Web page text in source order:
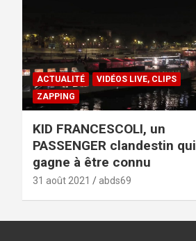
ACTUALITÉ
VIDÉOS LIVE, CLIPS
ZAPPING
KID FRANCESCOLI, un
PASSENGER clandestin qui
gagne à être connu
31 août 2021 abds69